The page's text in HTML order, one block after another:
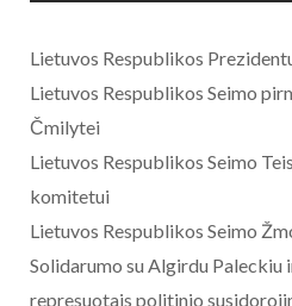
Lietuvos Respublikos
Lietuvos Respublikos Seimo
Čmilytei
Lietuvos Respublikos Seimo
komitetui
Lietuvos Respublikos Seimo
Solidarumo su Algirdu Paleckiu
represuotais politinio